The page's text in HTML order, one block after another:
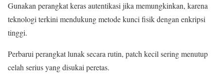
Gunakan perangkat keras autentikasi jika memungkinkan, karena
teknologi terkini mendukung metode kunci fisik dengan enkripsi
tinggi.
Perbarui perangkat lunak secara rutin, patch kecil sering menutup
celah serius yang disukai peretas.